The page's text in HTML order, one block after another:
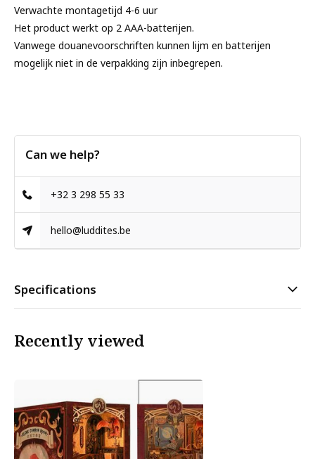
Verwachte montagetijd 4-6 uur
Het product werkt op 2 AAA-batterijen.
Vanwege douanevoorschriften kunnen lijm en batterijen
mogelijk niet in de verpakking zijn inbegrepen.
Can we help?
+32 3 298 55 33
hello@luddites.be
Specifications
Recently viewed